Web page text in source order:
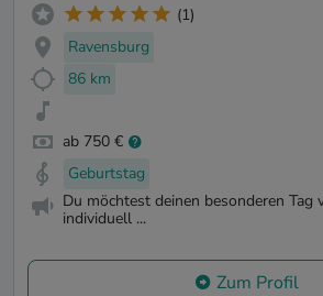
(1)
Ravensburg
86 km
ab 750 €
Geburtstag
Du möchtest deinen besonderen Tag
individuell ...
Zum Profil